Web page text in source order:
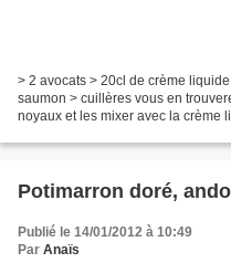
> 2 avocats > 20cl de crème
saumon > cuillères vous en
noyaux et les mixer avec la crème
Potimarron doré,
Publié le 14/01/2012 à 10:49
Par Anaïs